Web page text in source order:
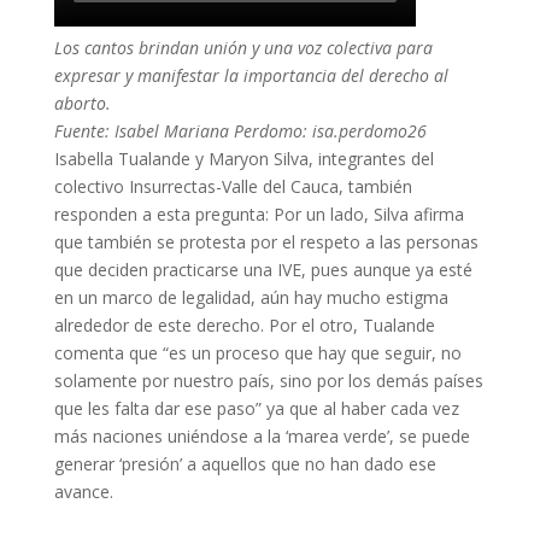
Los cantos brindan unión y una voz colectiva para
expresar y manifestar la importancia del derecho al
aborto.
Fuente: Isabel Mariana Perdomo: isa.perdomo26
Isabella Tualande y Maryon Silva, integrantes del
colectivo Insurrectas-Valle del Cauca, también
responden a esta pregunta: Por un lado, Silva afirma
que también se protesta por el respeto a las personas
que deciden practicarse una IVE, pues aunque ya esté
en un marco de legalidad, aún hay mucho estigma
alrededor de este derecho. Por el otro, Tualande
comenta que “es un proceso que hay que seguir, no
solamente por nuestro país, sino por los demás países
que les falta dar ese paso” ya que al haber cada vez
más naciones uniéndose a la ‘marea verde’, se puede
generar ‘presión’ a aquellos que no han dado ese
avance.